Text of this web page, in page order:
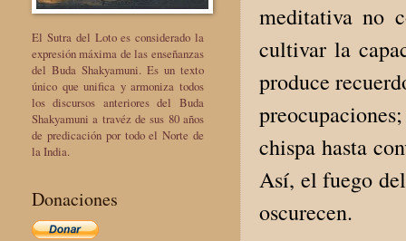
meditativa no
cultivar la
produce
chispa hasta
Así, el fuego
oscurecen.
El Sutra del Loto es considerado la
expresión máxima de las enseñanzas
del Buda Shakyamuni. Es un texto
único que unifica y armoniza todos
los discursos anteriores del Buda
Shakyamuni a travéz de sus 80 años
de predicación por todo el Norte de
la India.
Donaciones